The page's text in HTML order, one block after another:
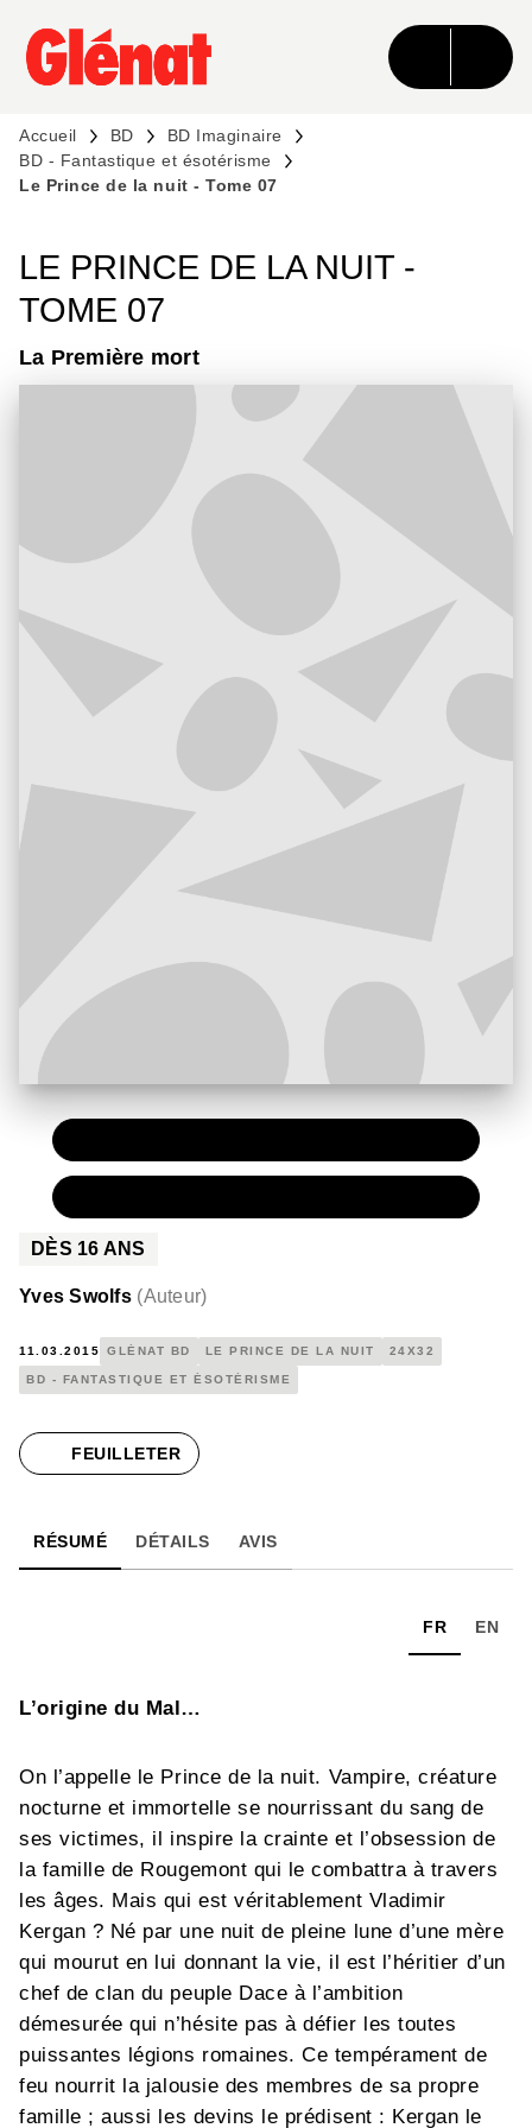
MENU RECHERCHE CONTENU
PIED DE PAGE
Accueil BD
BD Imaginaire
BD - Fantastique et ésotérisme
Le Prince de la nuit - Tome 07
LE PRINCE DE LA NUIT -
TOME 07
La Première mort
DÈS 16 ANS
Yves Swolfs (Auteur)
11.03.2015 GLÉNAT BD LE PRINCE DE LA NUIT 24X32
BD - FANTASTIQUE ET ÉSOTÉRISME
FEUILLETER
RÉSUMÉ DÉTAILS AVIS
FR EN
L’origine du Mal…
On l’appelle le Prince de la nuit. Vampire, créature
nocturne et immortelle se nourrissant du sang de
ses victimes, il inspire la crainte et l’obsession de
la famille de Rougemont qui le combattra à travers
les âges. Mais qui est véritablement Vladimir
Kergan ? Né par une nuit de pleine lune d’une mère
qui mourut en lui donnant la vie, il est l’héritier d’un
chef de clan du peuple Dace à l’ambition
démesurée qui n’hésite pas à défier les toutes
puissantes légions romaines. Ce tempérament de
feu nourrit la jalousie des membres de sa propre
famille ; aussi les devins le prédisent : Kergan le